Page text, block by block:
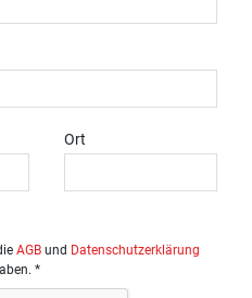
Ort
AGB und Datenschutzerklärung
*